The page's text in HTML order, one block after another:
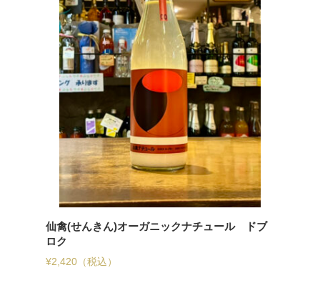
仙禽(せんきん)オーガニックナチュール ドブ
ロク
¥2,420 （税込）